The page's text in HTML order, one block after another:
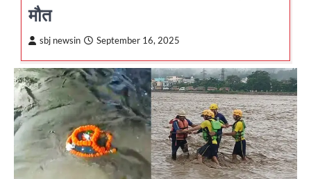
मौत
sbj newsin September 16, 2025